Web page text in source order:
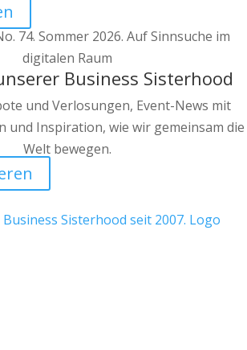
Business Sisterhood
und Verlosungen, Event-News mit
und Inspiration, wie wir gemeinsam die
Welt bewegen.